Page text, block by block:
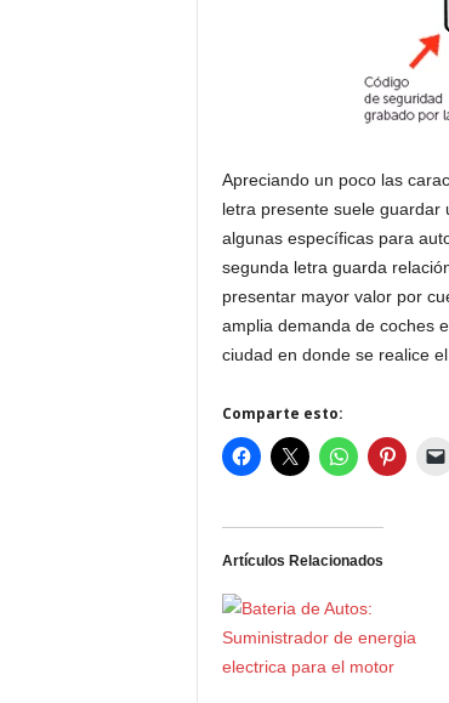
Apreciando un poco las
letra presente suele guardar
algunas específicas para
segunda letra guarda
presentar mayor valor por
amplia demanda de coches
ciudad en donde se realice
Comparte esto:
Artículos Relacionados